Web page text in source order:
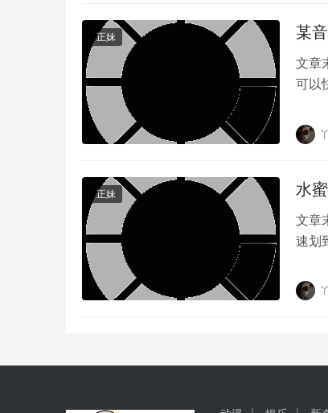
原创文章，作者：丫馆长，如若转载，请注
正妹 某
文章
可以
正妹 水
文章
速划